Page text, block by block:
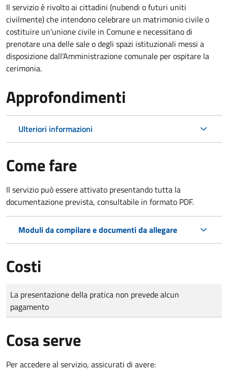
Il servizio è rivolto ai cittadini (nubendi o futuri uniti
civilmente) che intendono celebrare un matrimonio civile o
costituire un'unione civile in Comune e necessitano di
prenotare una delle sale o degli spazi istituzionali messi a
disposizione dall'Amministrazione comunale per ospitare la
cerimonia.
Approfondimenti
Ulteriori informazioni
Come fare
Il servizio può essere attivato presentando tutta la
documentazione prevista, consultabile in formato PDF.
Moduli da compilare e documenti da allegare
Costi
Tipo di pagamento
Importo
La presentazione della pratica non prevede alcun
pagamento
Cosa serve
Per accedere al servizio, assicurati di avere: